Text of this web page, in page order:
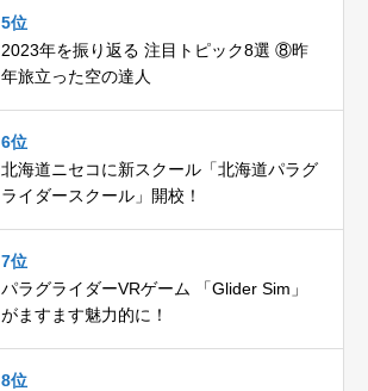
5位
2023年を振り返る 注目トピック8選 ⑧昨
年旅立った空の達人
6位
北海道ニセコに新スクール「北海道パラグ
ライダースクール」開校！
7位
パラグライダーVRゲーム 「Glider Sim」
がますます魅力的に！
8位